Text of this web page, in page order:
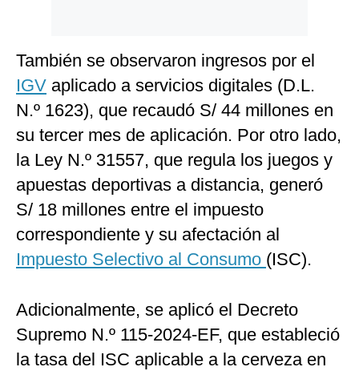
También se observaron ingresos por el
IGV aplicado a servicios digitales (D.L.
N.º 1623), que recaudó S/ 44 millones en
su tercer mes de aplicación. Por otro lado,
la Ley N.º 31557, que regula los juegos y
apuestas deportivas a distancia, generó
S/ 18 millones entre el impuesto
correspondiente y su afectación al
Impuesto Selectivo al Consumo (ISC).
Adicionalmente, se aplicó el Decreto
Supremo N.º 115-2024-EF, que estableció
la tasa del ISC aplicable a la cerveza en